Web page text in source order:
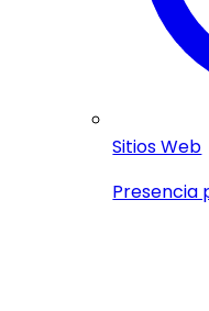
Sitios Web
Presencia